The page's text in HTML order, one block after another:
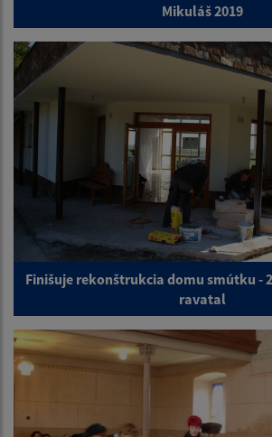
Mikuláš 2019
Finišuje rekonštrukcia domu smútku -
ravatal